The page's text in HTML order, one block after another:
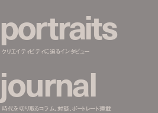
portraits
クリエイティビティに迫るインタビュー
journal
時代を切り取るコラム、対談、ポートレート連載